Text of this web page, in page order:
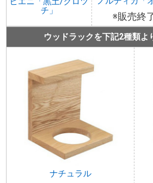
チ」
※販売終
ウッドラックを下記2種類よ
ナチュラル